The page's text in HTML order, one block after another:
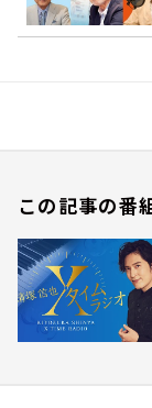
この記事の番